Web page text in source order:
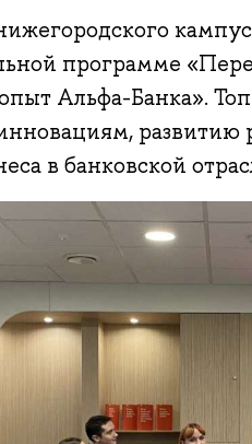
программе
Альфа-Банка».
в банковской